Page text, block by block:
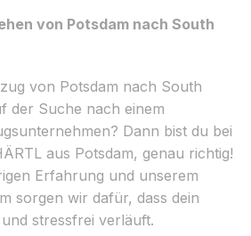
von Potsdam nach South
von Potsdam nach South
der Suche nach einem
Dann bist du bei
aus Potsdam, genau richtig!
Erfahrung und unserem
sorgen wir dafür, dass dein
stressfrei verläuft.